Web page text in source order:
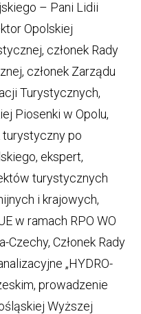
– Pani Lidii
Opolskiej
członek Rady
członek Zarządu
Turystycznych,
Piosenki w Opolu,
po
ekspert,
turystycznych
i krajowych,
w ramach RPO WO
Czechy, Członek Rady
„HYDRO-
prowadzenie
Wyższej